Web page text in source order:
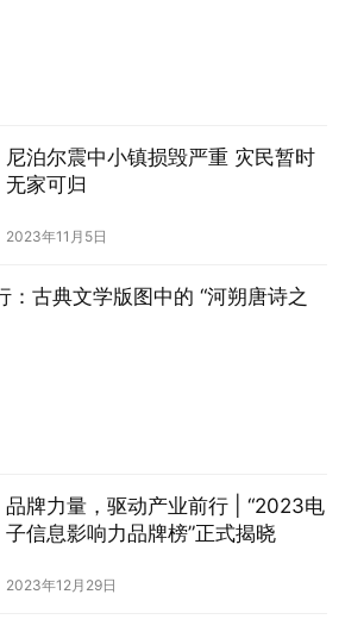
尼泊尔震中小镇损毁严重 灾民暂时
无家可归
2023年11月5日
：古典文学版图中的 “河朔唐诗之
品牌力量，驱动产业前行 | “2023电
子信息影响力品牌榜”正式揭晓
2023年12月29日